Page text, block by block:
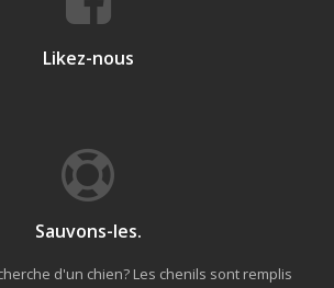
Likez-nous
Sauvons-les.
d'un chien? Les chenils sont remplis